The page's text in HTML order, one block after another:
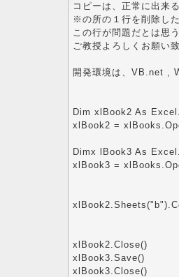
コピーは、正常に出来
※の所の１行を削除し
この行が問題だとは思
ご教授よろしくお願い
開発環境は、VB.net ,
Dim xlBook2 As
xlBook2 =
Dimx lBook3 As
xlBook3 =
xlBook2.Close()
xlBook3.Save()
xlBook3.Close()